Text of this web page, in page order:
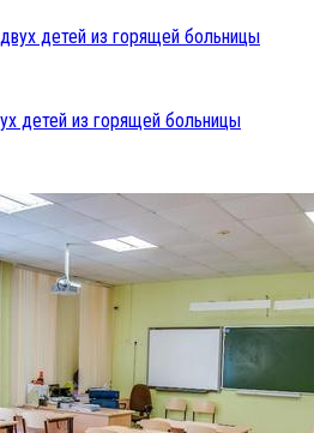
детей из горящей больницы